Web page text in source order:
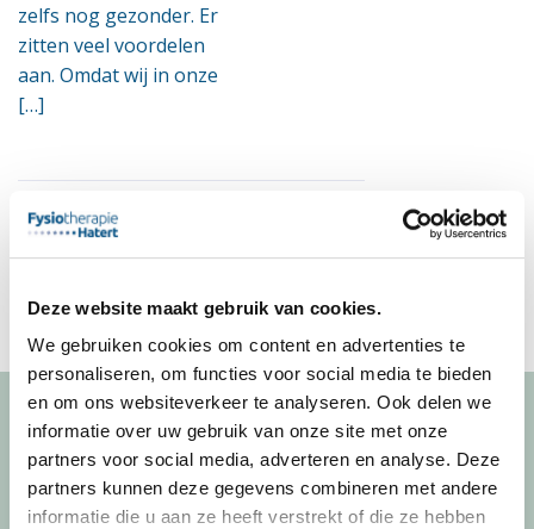
Deze website maakt gebruik van cookies.
We gebruiken cookies om content en advertenties te
personaliseren, om functies voor social media te bieden
en om ons websiteverkeer te analyseren. Ook delen we
informatie over uw gebruik van onze site met onze
partners voor social media, adverteren en analyse. Deze
partners kunnen deze gegevens combineren met andere
informatie die u aan ze heeft verstrekt of die ze hebben
zelfs nog gezonder. Er
zitten veel voordelen
aan. Omdat wij in onze
[…]
Fysiotherapie Hatert